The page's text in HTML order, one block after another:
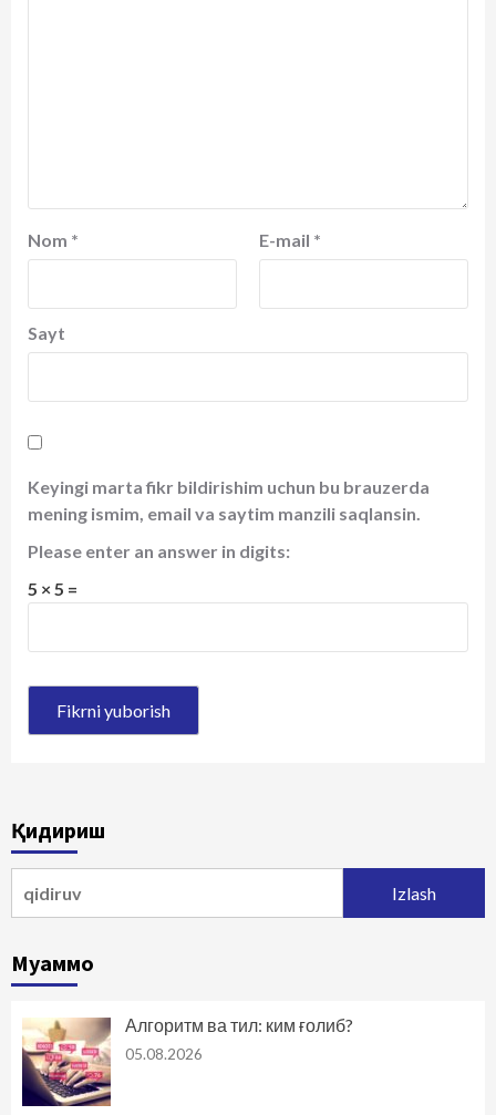
Nom * E-mail *
Sayt
Keyingi marta fikr bildirishim uchun bu brauzerda
mening ismim, email va saytim manzili saqlansin.
Please enter an answer in digits:
5 × 5 =
Қидириш
Муаммо
Алгоритм ва тил: ким ғолиб?
05.08.2026